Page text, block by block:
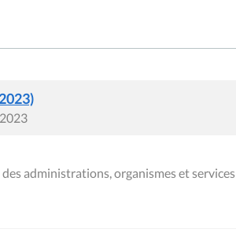
administrations, organismes et services